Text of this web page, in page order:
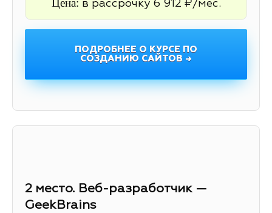
Цена: в рассрочку 6 912 ₽/мес.
ПОДРОБНЕЕ О КУРСЕ ПО
СОЗДАНИЮ САЙТОВ →
2 место. Веб-разработчик —
GeekBrains